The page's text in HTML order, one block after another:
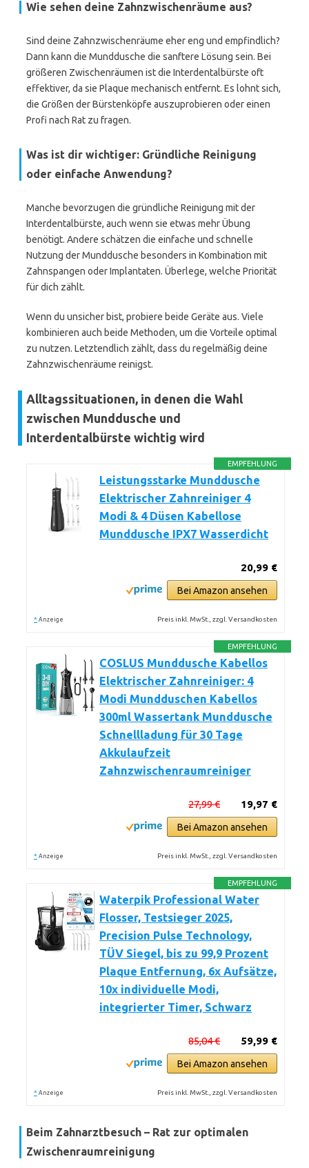
Wie sehen deine Zahnzwischenräume aus?
Sind deine Zahnzwischenräume eher eng und empfindlich?
Dann kann die Munddusche die sanftere Lösung sein. Bei
größeren Zwischenräumen ist die Interdentalbürste oft
effektiver, da sie Plaque mechanisch entfernt. Es lohnt sich,
die Größen der Bürstenköpfe auszuprobieren oder einen
Profi nach Rat zu fragen.
Was ist dir wichtiger: Gründliche Reinigung
oder einfache Anwendung?
Manche bevorzugen die gründliche Reinigung mit der
Interdentalbürste, auch wenn sie etwas mehr Übung
benötigt. Andere schätzen die einfache und schnelle
Nutzung der Munddusche besonders in Kombination mit
Zahnspangen oder Implantaten. Überlege, welche Priorität
für dich zählt.
Wenn du unsicher bist, probiere beide Geräte aus. Viele
kombinieren auch beide Methoden, um die Vorteile optimal
zu nutzen. Letztendlich zählt, dass du regelmäßig deine
Zahnzwischenräume reinigst.
Alltagssituationen, in denen die Wahl
zwischen Munddusche und
Interdentalbürste wichtig wird
EMPFEHLUNG
Leistungsstarke Munddusche
Elektrischer Zahnreiniger 4
Modi & 4 Düsen Kabellose
Munddusche IPX7 Wasserdicht
20,99 €
Bei Amazon ansehen
* Anzeige Preis inkl. MwSt., zzgl. Versandkosten
EMPFEHLUNG
COSLUS Munddusche Kabellos
Elektrischer Zahnreiniger: 4
Modi Mundduschen Kabellos
300ml Wassertank Munddusche
Schnellladung für 30 Tage
Akkulaufzeit
Zahnzwischenraumreiniger
19,97 €
27,99 €
Bei Amazon ansehen
* Anzeige Preis inkl. MwSt., zzgl. Versandkosten
EMPFEHLUNG
Waterpik Professional Water
Flosser, Testsieger 2025,
Precision Pulse Technology,
TÜV Siegel, bis zu 99,9 Prozent
Plaque Entfernung, 6x Aufsätze,
10x individuelle Modi,
integrierter Timer, Schwarz
59,99 €
85,04 €
Bei Amazon ansehen
* Anzeige Preis inkl. MwSt., zzgl. Versandkosten
Beim Zahnarztbesuch – Rat zur optimalen
Zwischenraumreinigung